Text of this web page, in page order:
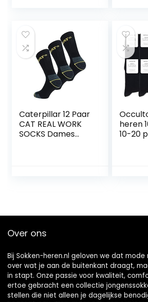
en winter
Caterpillar 12 Paar
CAT REAL WORK
SOCKS Dames
heren
10-20
Over ons
Bij Sokken-heren.nl geloven we dat
over wat je aan de buitenkant draagt,
in stapt. Onze passie voor kwaliteit,
ertoe gebracht een collectie
stellen die niet alleen je dagelijkse